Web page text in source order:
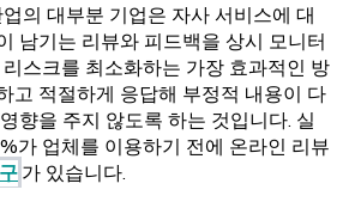
의 대부분 기업은 자사 서비스에 대
남기는 리뷰와 피드백을 상시 모니터
스크를 최소화하는 가장 효과적인 방
고 적절하게 응답해 부정적 내용이 다
향을 주지 않도록 하는 것입니다. 실
가 업체를 이용하기 전에 온라인 리뷰
가 있습니다.